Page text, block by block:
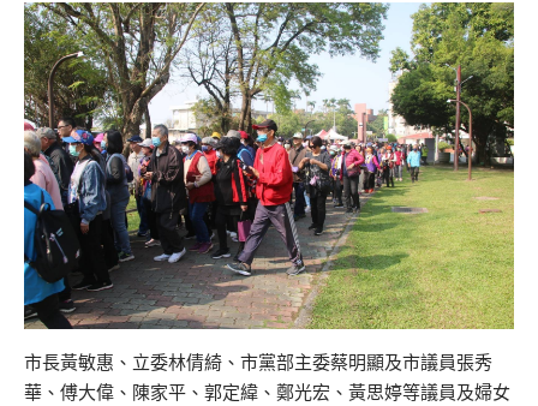
市長黃敏惠、立委林倩綺、市黨部主委蔡明顯及市議員張秀
華、傅大偉、陳家平、郭定緯、鄭光宏、黃思婷等議員及婦女